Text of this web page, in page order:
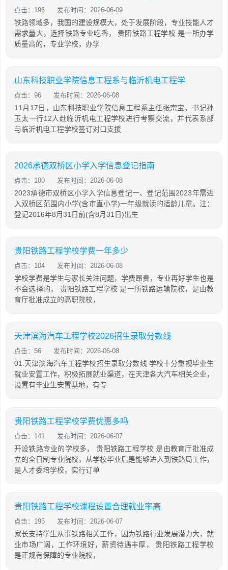
点击：196 发布时间：2026-06-09
铁路领域多，我国的建设规模大，处于发展阶段，专业技能人才
需求量大，选择铁路专业吃香， 贵阳铁路工程学校 是一所办学
质量高的，专业学校，办学
山东科技职业学院信息工程系与临沂机电工程学
点击：96 发布时间：2026-06-08
11月17日，山东科技职业学院信息工程系主任张宗宝、书记孙
玉太一行12人赴临沂机电工程学校进行考察交流，并代表系部
与临沂机电工程学校签订对口支援
2026承德双桥区小学入学信息登记指南
点击：100 发布时间：2026-06-08
2023承德市双桥区小学入学信息登记一、登记范围2023年需进
入双桥区范围内小学(含市直小学)一年级就读的适龄儿童。注：
登记2016年8月31日前(含8月31日)出生
贵阳铁路工程学校学费一年多少
点击：104 发布时间：2026-06-08
学校学费是学生与家长关注问题，学费昂贵，专业再好学生也是
不会选择的， 贵阳铁路工程学校 是一所铁路运输院校，是由教
育厅批准成立的高职院校，
天津滨海汽车工程学校2026招生录取分数线
点击：56 发布时间：2026-06-08
01.天津滨海汽车工程学校招生录取分数线 学校十分重视毕业生
就业安置工作，积极拓展就业渠道，在天津各大汽车相关企业，
设置有毕业生安置基地，有专
贵阳铁路工程学校学费优惠多吗
点击：141 发布时间：2026-06-07
开设铁路专业的学校多， 贵阳铁路工程学校 是由教育厅批准成
立的全日制专业院校，从学校毕业后是能够进入到铁路局工作，
是人才委培学校，实行订单
贵阳铁路工程学校课程设置合理就业率高
点击：195 发布时间：2026-06-07
家长支持学生从事铁路相关工作，因为铁路行业发展潜力大，就
业市场广阔，工作环境好，薪资待遇丰厚， 贵阳铁路工程学校
是正规有保障的专业院校，